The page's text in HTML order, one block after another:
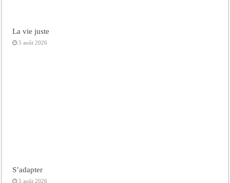
La vie juste
5 août 2026
S’adapter
5 août 2026